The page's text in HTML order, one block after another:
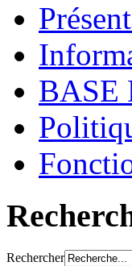
BASE
Rechercher